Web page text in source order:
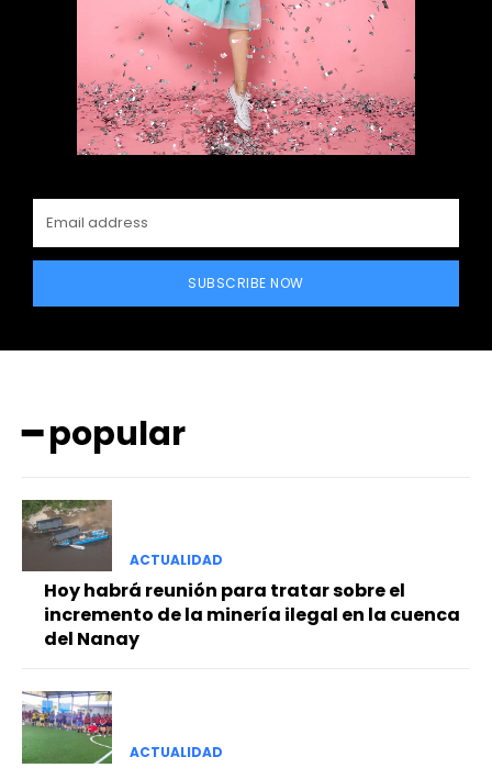
SUBSCRIBE NOW
━ popular
ACTUALIDAD
Hoy habrá reunión para tratar sobre el
incremento de la minería ilegal en la cuenca
del Nanay
ACTUALIDAD